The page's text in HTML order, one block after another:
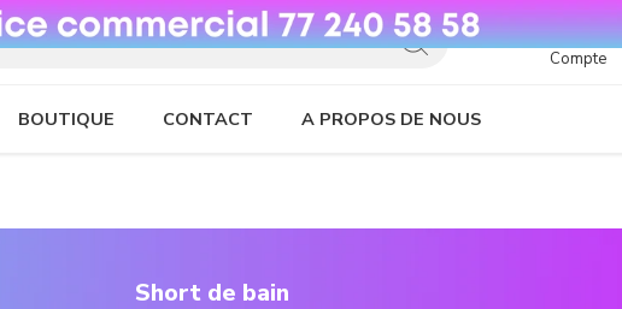
Compte
BOUTIQUE CONTACT A PROPOS DE NOUS
Short de bain